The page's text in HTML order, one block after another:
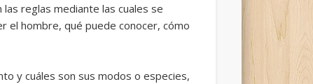
reglas mediante las cuales se
el hombre, qué puede conocer, cómo
y cuáles son sus modos o especies,